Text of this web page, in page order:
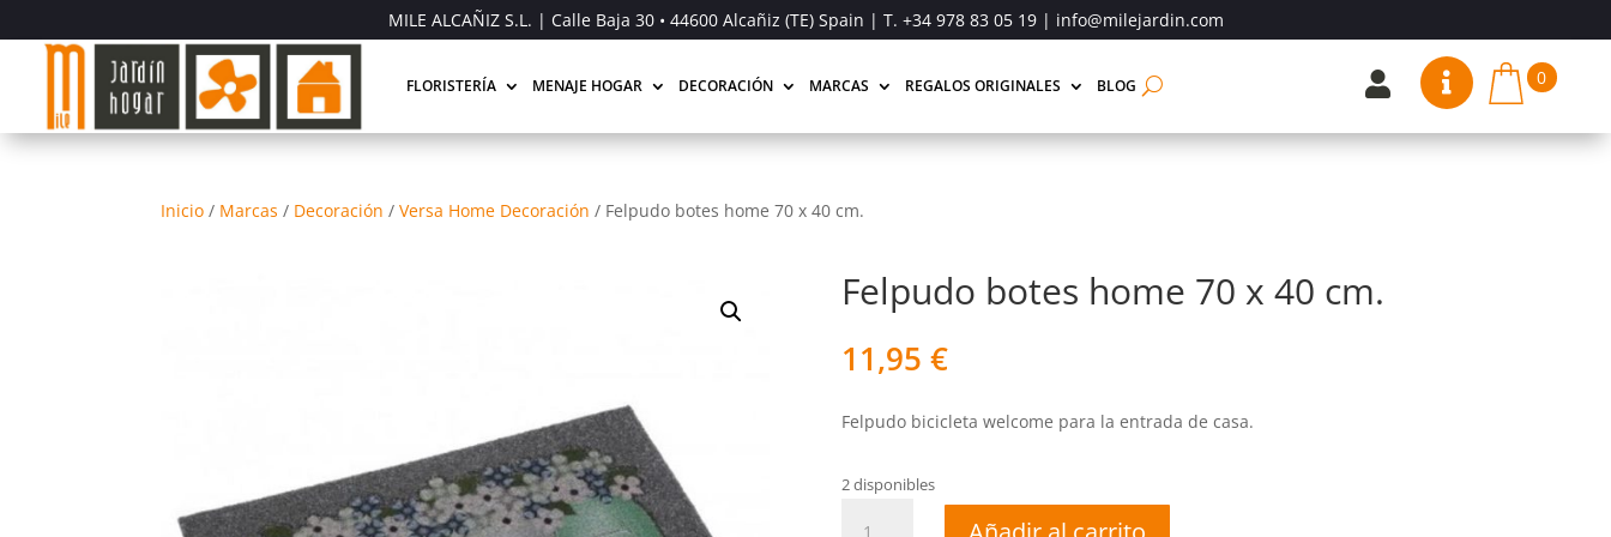
MILE ALCAÑIZ S.L. | Calle Baja 30 • 44600 Alcañiz (TE) Spain | T. +34 978 83 05 19| info@milejardin.com
FLORISTERÍA MENAJE HOGAR DECORACIÓN MARCAS REGALOS ORIGINALES BLOG   0
Inicio / Marcas / Decoración /Versa Home Decoración / Felpudo botes home 70 x 40 cm.
Felpudo botes home 70 x 40 cm.
11,95 €
Felpudo bicicleta welcome para la entrada de casa.
2 disponibles